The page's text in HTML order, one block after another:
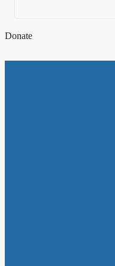
Donate